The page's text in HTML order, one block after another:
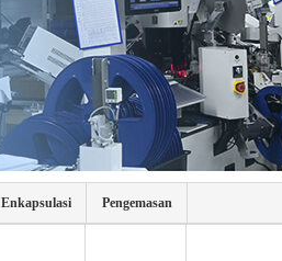
Enkapsulasi Pengemasan